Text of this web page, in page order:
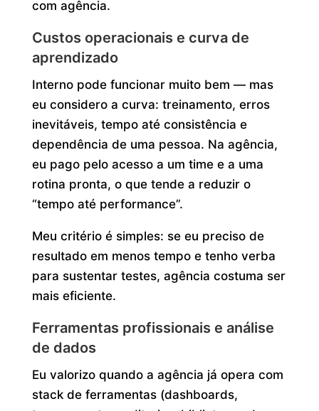
com agência.
Custos operacionais e curva de
aprendizado
Interno pode funcionar muito bem — mas
eu considero a curva: treinamento, erros
inevitáveis, tempo até consistência e
dependência de uma pessoa. Na agência,
eu pago pelo acesso a um time e a uma
rotina pronta, o que tende a reduzir o
“tempo até performance”.
Meu critério é simples: se eu preciso de
resultado em menos tempo e tenho verba
para sustentar testes, agência costuma ser
mais eficiente.
Ferramentas profissionais e análise
de dados
Eu valorizo quando a agência já opera com
stack de ferramentas (dashboards,